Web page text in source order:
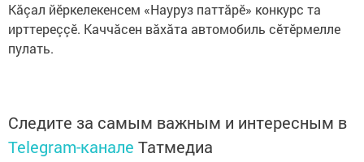
Кăçал йӗркелекенсем «Науруз паттăрӗ» конкурс та
ирттереççӗ. Каччăсен вăхăта автомобиль сӗтӗрмелле
пулать.
Следите за самым важным и интересным в
Telegram-канале Татмедиа